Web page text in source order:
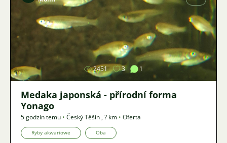
Zdjęcie
2451 3 1
Medaka japonská - přírodní forma
Yonago
5 godzin temu • Český Těšín ,? km • Oferta
Ryby akwariowe Oba